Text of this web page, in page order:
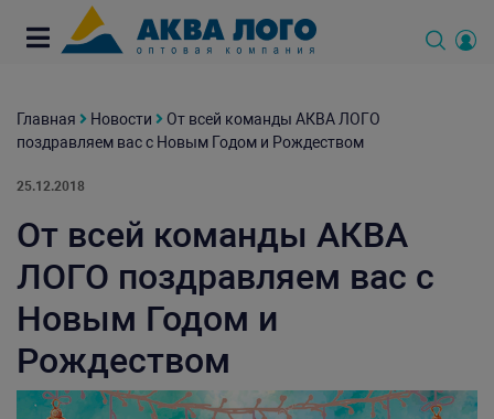
Главная Новости
От всей команды АКВА ЛОГО
поздравляем вас с Новым Годом и Рождеством
25.12.2018
От всей команды АКВА
ЛОГО поздравляем вас с
Новым Годом и
Рождеством